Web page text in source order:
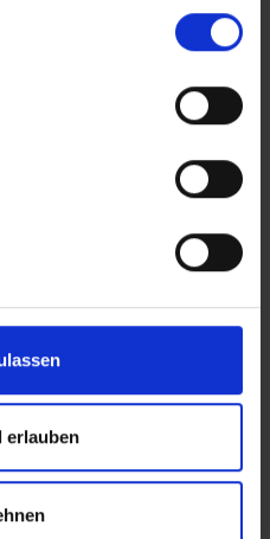
erlauben
dass alle weiteren
Namen erhalten.
einem der
allein bei der Mutter,
Kind jedoch auch
dessen
diesem Fall ist eine
Vorsprache der Mutter